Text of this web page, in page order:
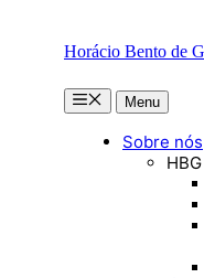
Horácio Bento de
MenuMenu
Sobre nós
HBG